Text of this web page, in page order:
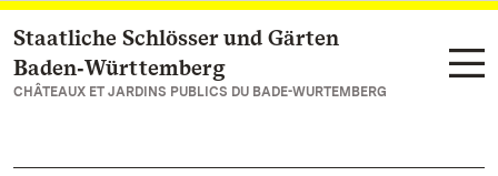
Vers la page d’accueil
Staatliche Schlösser und Gärten
Baden‑Württemberg
CHÂTEAUX ET JARDINS PUBLICS DU BADE-WURTEMBERG